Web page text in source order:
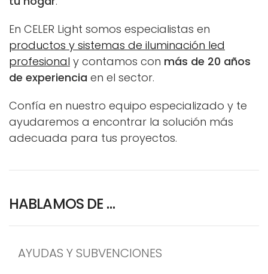
En CELER Light somos especialistas en
productos y sistemas de iluminación led
profesional y contamos con más de 20 años
de experiencia en el sector.
Confía en nuestro equipo especializado y te
ayudaremos a encontrar la solución más
adecuada para tus proyectos.
HABLAMOS DE …
AYUDAS Y SUBVENCIONES